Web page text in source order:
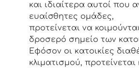
και ιδιαίτερα αυτοί που
ευαίσθητες ομάδες,
προτείνεται να
δροσερό σημείο των
Εφόσον οι κατοικίες
κλιματισμού,